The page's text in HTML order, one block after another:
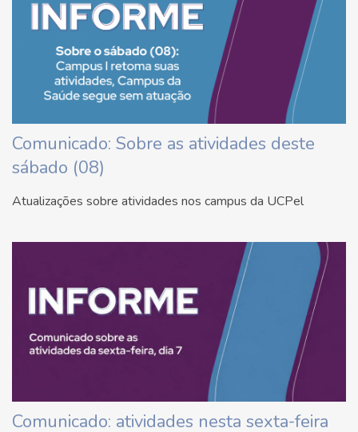
Comunicado: Sobre as atividades deste
sábado (08)
Atualizações sobre atividades nos campus da UCPel
Comunicado: atividades nesta sexta-feira